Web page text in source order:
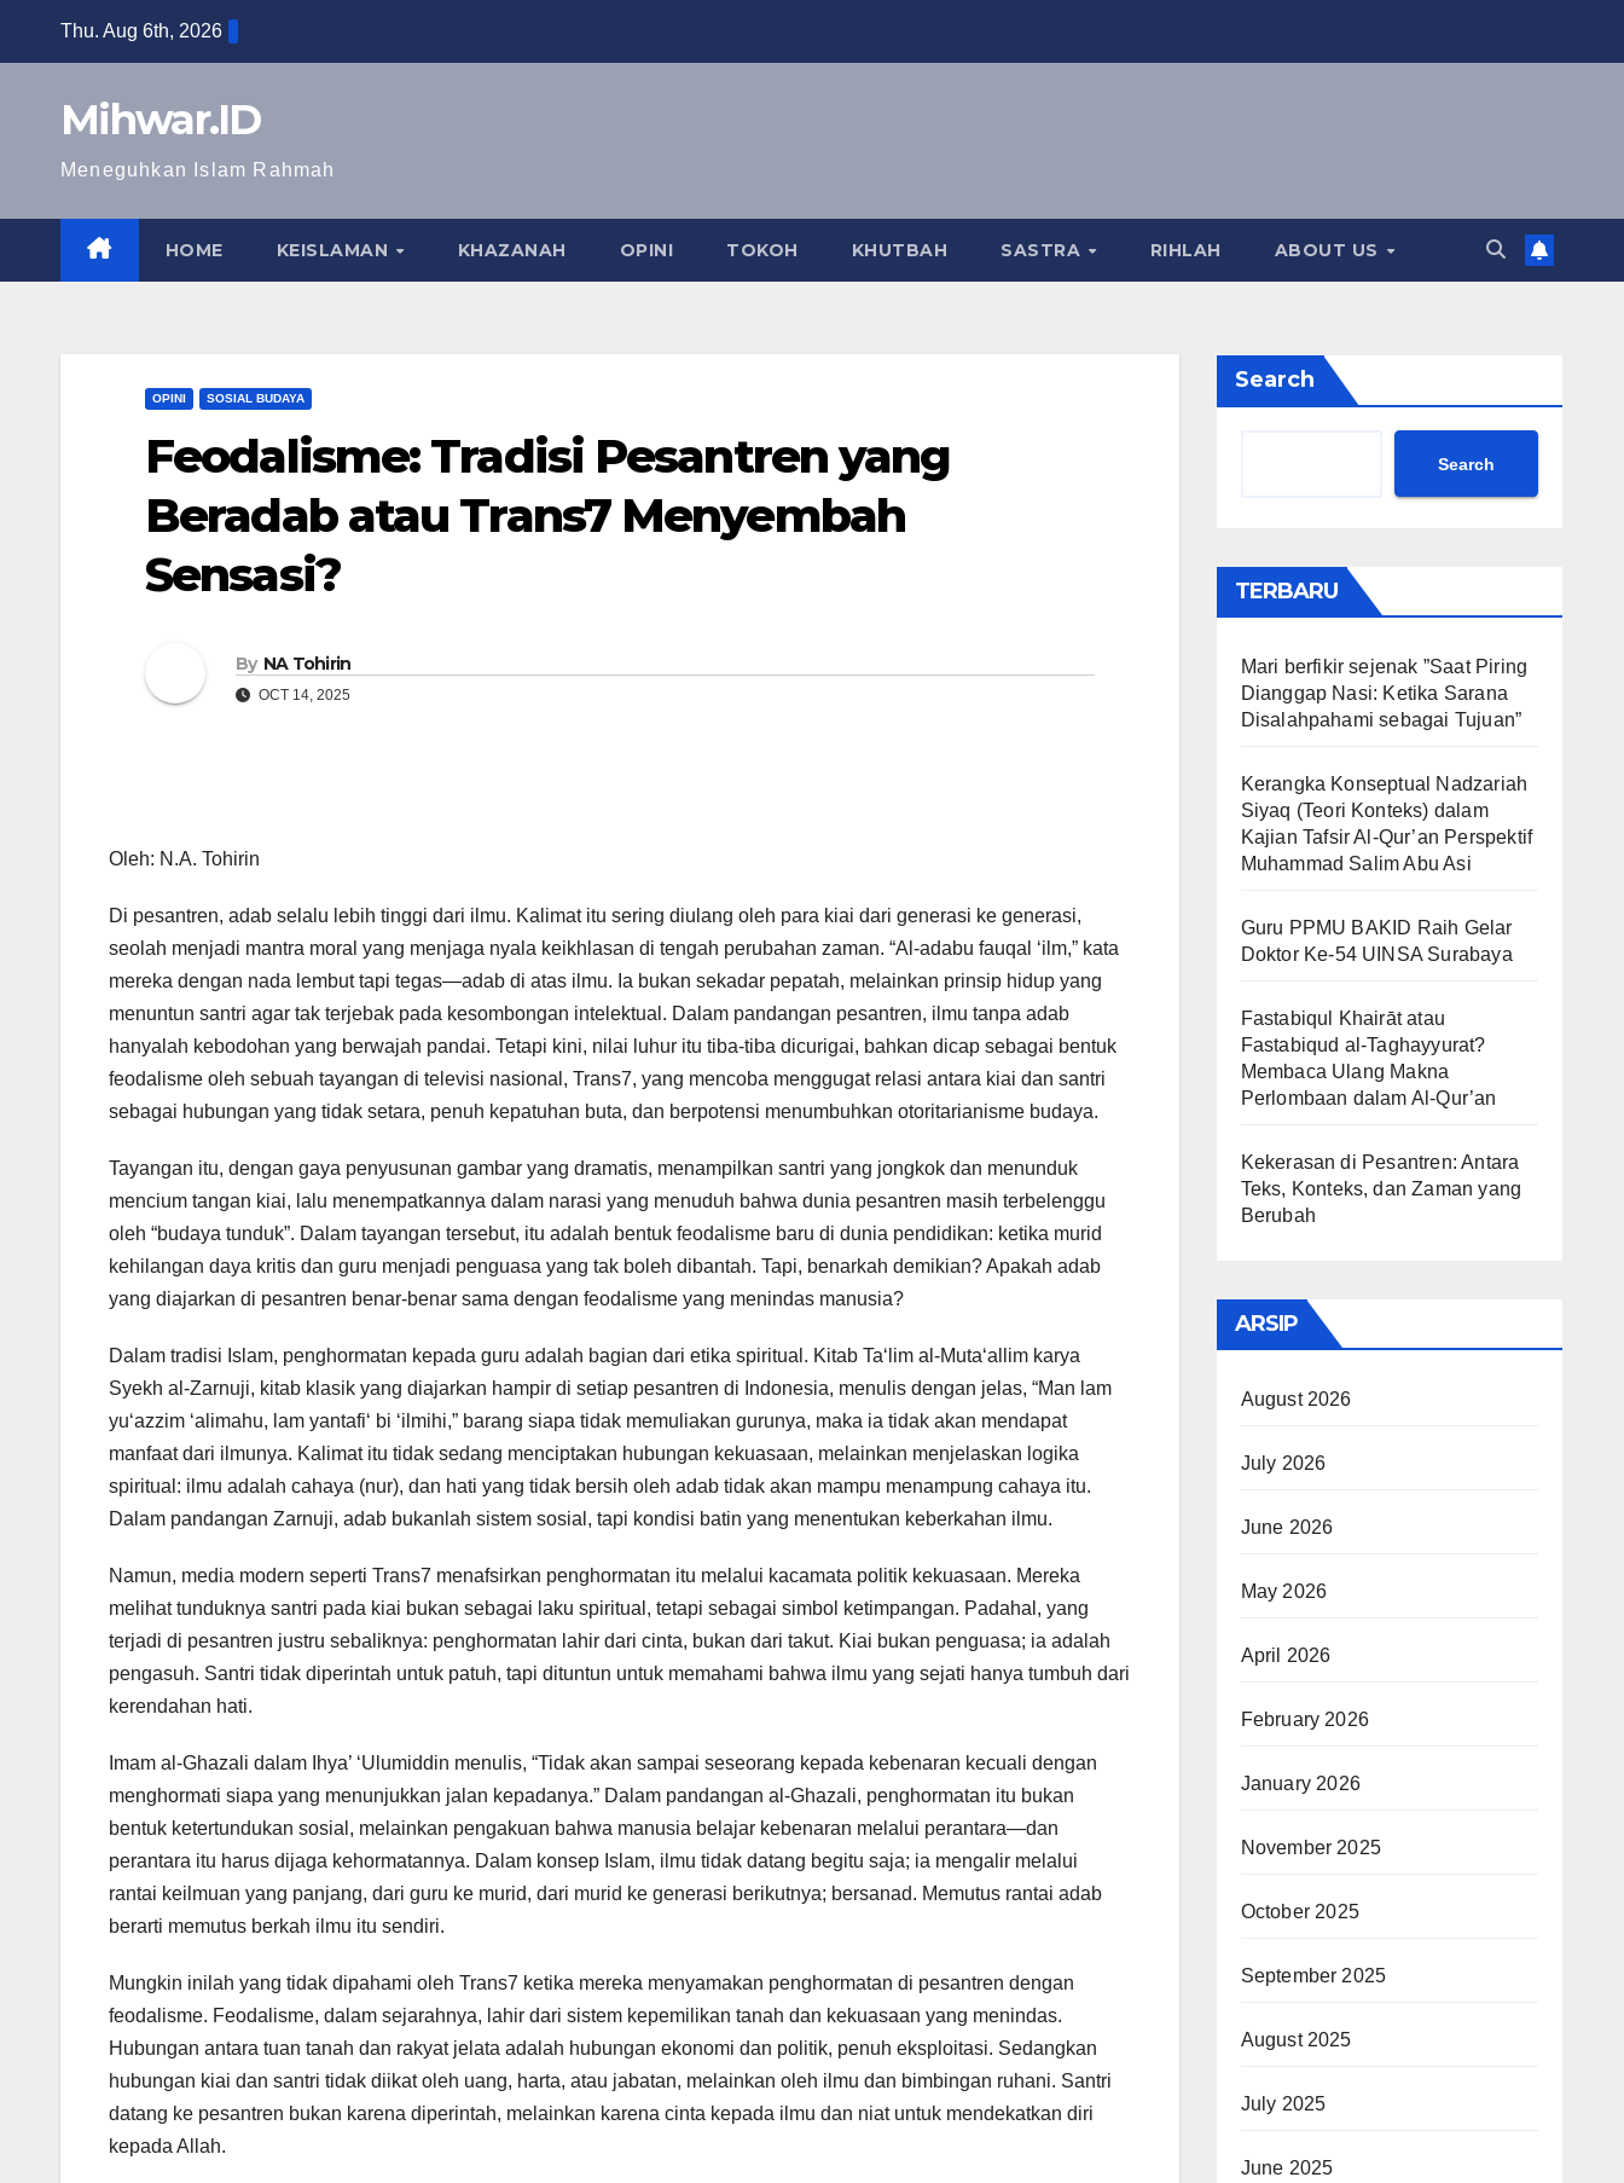
Thu. Aug 6th, 2026
Mihwar.ID
Meneguhkan Islam Rahmah
HOME KEISLAMAN KHAZANAH OPINI TOKOH KHUTBAH SASTRA RIHLAH ABOUT US
OPINI SOSIAL BUDAYA
Feodalisme: Tradisi Pesantren yang
Beradab atau Trans7 Menyembah
Sensasi?
By NA Tohirin
OCT 14, 2025
Oleh: N.A. Tohirin
Di pesantren, adab selalu lebih tinggi dari ilmu. Kalimat itu sering diulang oleh para kiai dari generasi ke generasi,
seolah menjadi mantra moral yang menjaga nyala keikhlasan di tengah perubahan zaman. “Al-adabu fauqal ‘ilm,” kata
mereka dengan nada lembut tapi tegas—adab di atas ilmu. Ia bukan sekadar pepatah, melainkan prinsip hidup yang
menuntun santri agar tak terjebak pada kesombongan intelektual. Dalam pandangan pesantren, ilmu tanpa adab
hanyalah kebodohan yang berwajah pandai. Tetapi kini, nilai luhur itu tiba-tiba dicurigai, bahkan dicap sebagai bentuk
feodalisme oleh sebuah tayangan di televisi nasional, Trans7, yang mencoba menggugat relasi antara kiai dan santri
sebagai hubungan yang tidak setara, penuh kepatuhan buta, dan berpotensi menumbuhkan otoritarianisme budaya.
Tayangan itu, dengan gaya penyusunan gambar yang dramatis, menampilkan santri yang jongkok dan menunduk
mencium tangan kiai, lalu menempatkannya dalam narasi yang menuduh bahwa dunia pesantren masih terbelenggu
oleh “budaya tunduk”. Dalam tayangan tersebut, itu adalah bentuk feodalisme baru di dunia pendidikan: ketika murid
kehilangan daya kritis dan guru menjadi penguasa yang tak boleh dibantah. Tapi, benarkah demikian? Apakah adab
yang diajarkan di pesantren benar-benar sama dengan feodalisme yang menindas manusia?
Dalam tradisi Islam, penghormatan kepada guru adalah bagian dari etika spiritual. Kitab Ta‘lim al-Muta‘allim karya
Syekh al-Zarnuji, kitab klasik yang diajarkan hampir di setiap pesantren di Indonesia, menulis dengan jelas, “Man lam
yu‘azzim ‘alimahu, lam yantafi‘ bi ‘ilmihi,” barang siapa tidak memuliakan gurunya, maka ia tidak akan mendapat
manfaat dari ilmunya. Kalimat itu tidak sedang menciptakan hubungan kekuasaan, melainkan menjelaskan logika
spiritual: ilmu adalah cahaya (nur), dan hati yang tidak bersih oleh adab tidak akan mampu menampung cahaya itu.
Dalam pandangan Zarnuji, adab bukanlah sistem sosial, tapi kondisi batin yang menentukan keberkahan ilmu.
Namun, media modern seperti Trans7 menafsirkan penghormatan itu melalui kacamata politik kekuasaan. Mereka
melihat tunduknya santri pada kiai bukan sebagai laku spiritual, tetapi sebagai simbol ketimpangan. Padahal, yang
terjadi di pesantren justru sebaliknya: penghormatan lahir dari cinta, bukan dari takut. Kiai bukan penguasa; ia adalah
pengasuh. Santri tidak diperintah untuk patuh, tapi dituntun untuk memahami bahwa ilmu yang sejati hanya tumbuh dari
kerendahan hati.
Imam al-Ghazali dalam Ihya’ ‘Ulumiddin menulis, “Tidak akan sampai seseorang kepada kebenaran kecuali dengan
menghormati siapa yang menunjukkan jalan kepadanya.” Dalam pandangan al-Ghazali, penghormatan itu bukan
bentuk ketertundukan sosial, melainkan pengakuan bahwa manusia belajar kebenaran melalui perantara—dan
perantara itu harus dijaga kehormatannya. Dalam konsep Islam, ilmu tidak datang begitu saja; ia mengalir melalui
rantai keilmuan yang panjang, dari guru ke murid, dari murid ke generasi berikutnya; bersanad. Memutus rantai adab
berarti memutus berkah ilmu itu sendiri.
Mungkin inilah yang tidak dipahami oleh Trans7 ketika mereka menyamakan penghormatan di pesantren dengan
feodalisme. Feodalisme, dalam sejarahnya, lahir dari sistem kepemilikan tanah dan kekuasaan yang menindas.
Hubungan antara tuan tanah dan rakyat jelata adalah hubungan ekonomi dan politik, penuh eksploitasi. Sedangkan
hubungan kiai dan santri tidak diikat oleh uang, harta, atau jabatan, melainkan oleh ilmu dan bimbingan ruhani. Santri
datang ke pesantren bukan karena diperintah, melainkan karena cinta kepada ilmu dan niat untuk mendekatkan diri
kepada Allah.
Search
Search
TERBARU
Mari berfikir sejenak ”Saat Piring
Dianggap Nasi: Ketika Sarana
Disalahpahami sebagai Tujuan”
Kerangka Konseptual Nadzariah
Siyaq (Teori Konteks) dalam
Kajian Tafsir Al-Qur’an Perspektif
Muhammad Salim Abu Asi
Guru PPMU BAKID Raih Gelar
Doktor Ke-54 UINSA Surabaya
Fastabiqul Khairāt atau
Fastabiqud al-Taghayyurat?
Membaca Ulang Makna
Perlombaan dalam Al-Qur’an
Kekerasan di Pesantren: Antara
Teks, Konteks, dan Zaman yang
Berubah
ARSIP
August 2026
July 2026
June 2026
May 2026
April 2026
February 2026
January 2026
November 2025
October 2025
September 2025
August 2025
July 2025
June 2025